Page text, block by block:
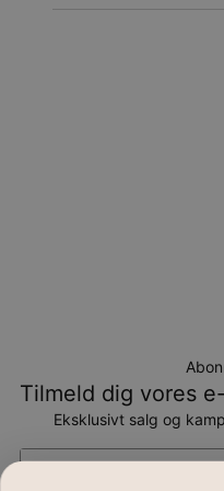
Tilmeld dig vores
Eksklusivt salg og